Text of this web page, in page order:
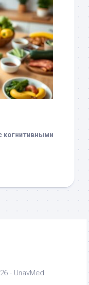
когнитивными
- UnavMed